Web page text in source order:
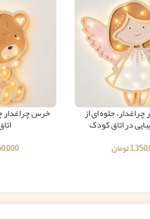
چراغدار، جلوه ای از
در اتاق کودک
تومان
خرس چراغدار